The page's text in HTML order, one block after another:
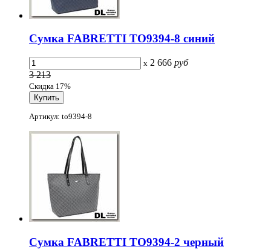
Сумка FABRETTI TO9394-8 синий
x 2 666 руб
3 213
Скидка 17%
Артикул: to9394-8
Сумка FABRETTI TO9394-2 черный